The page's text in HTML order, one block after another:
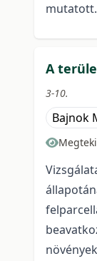
mutatott.
A
3-10.
Bajnok